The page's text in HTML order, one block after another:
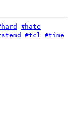
#hate
#tcl #time